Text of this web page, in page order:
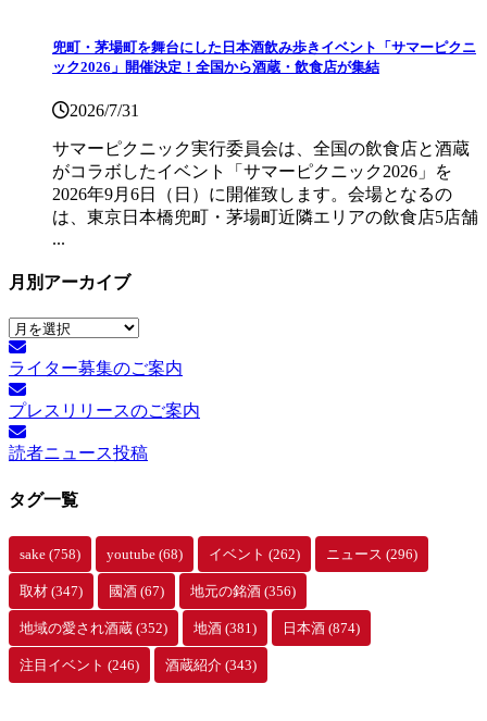
兜町・茅場町を舞台にした日本酒飲み歩きイベント「サマーピクニ
ック2026」開催決定！全国から酒蔵・飲食店が集結
2026/7/31
サマーピクニック実⾏委員会は、全国の飲⾷店と酒蔵
がコラボしたイベント「サマーピクニック2026」を
2026年9月6日（日）に開催致します。会場となるの
は、東京日本橋兜町・茅場町近隣エリアの飲食店5店舗
...
月別アーカイブ
月
別
ア
ー
カ
イ
ブ
ライター募集のご案内
プレスリリースのご案内
読者ニュース投稿
タグ一覧
sake (758) youtube (68) イベント (262) ニュース (296)
取材 (347) 國酒 (67) 地元の銘酒 (356)
地域の愛され酒蔵 (352) 地酒 (381) 日本酒 (874)
注目イベント (246) 酒蔵紹介 (343)